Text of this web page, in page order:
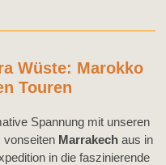
Wüste: Marokko
Touren
Spannung mit unseren
vonseiten Marrakechaus in
in die faszinierende